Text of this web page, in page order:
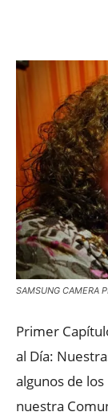
SAMSUNG CAMERA
Primer
al Día:
algunos de
nuestra